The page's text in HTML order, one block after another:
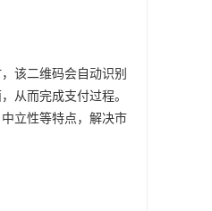
该二维码会自动识别
从而完成支付过程。
立性等特点，解决市